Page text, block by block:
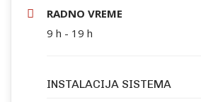
RADNO VREME
9 h - 19 h
INSTALACIJA SISTEMA